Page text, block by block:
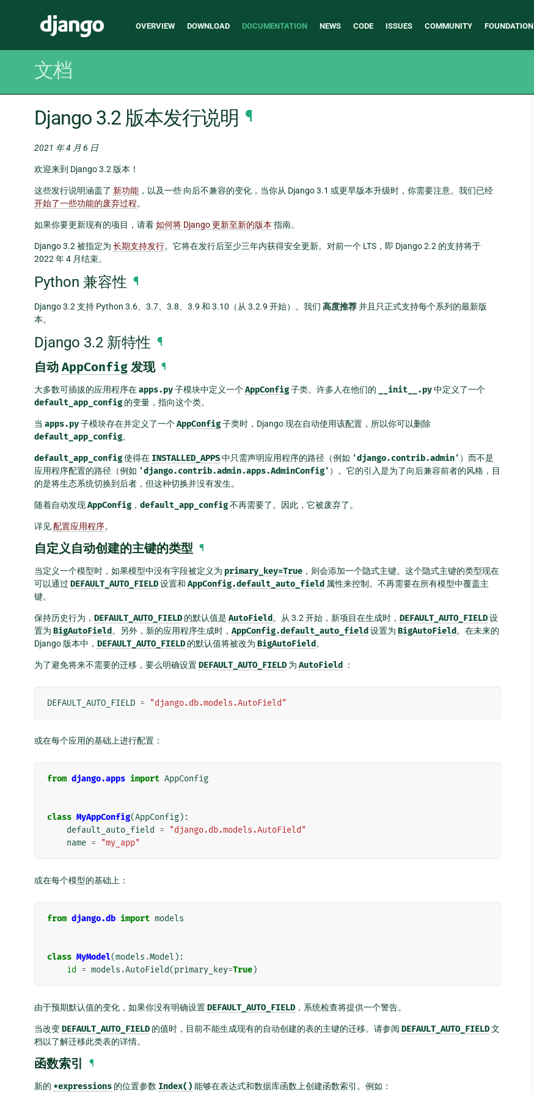
Django
Main
OVERVIEW DOWNLOAD DOCUMENTATION NEWS CODE ISSUES COMMUNITY FOUNDATION
文档
Django 3.2 版本发行说明 ¶
2021 年 4 月 6 日
欢迎来到 Django 3.2 版本！
这些发行说明涵盖了 新功能 ，以及一些 向后不兼容的变化 ，当你从 Django 3.1 或更早版本升级时，你需要注意。我们已经
开始了一些功能的废弃过程。
如果你要更新现有的项目，请看如何将 Django 更新至新的版本 指南。
Django 3.2 被指定为 长期支持发行。它将在发行后至少三年内获得安全更新。对前一个 LTS，即 Django 2.2 的支持将于
2022 年 4 月结束。
Python 兼容性 ¶
Django 3.2 支持 Python 3.6、3.7、3.8、3.9 和 3.10（从 3.2.9 开始）。我们 高度推荐并且只正式支持每个系列的最新版
本。
Django 3.2 新特性 ¶
自动 AppConfig 发现 ¶
大多数可插拔的应用程序在apps.py子模块中定义一个AppConfig子类。许多人在他们的 __init__.py中定义了一个
default_app_config 的变量，指向这个类。
当 apps.py子模块存在并定义了一个AppConfig子类时，Django 现在自动使用该配置，所以你可以删除
default_app_config。
default_app_config使得在 INSTALLED_APPS中只需声明应用程序的路径（例如 'django.contrib.admin' ）而不是
应用程序配置的路径（例如 'django.contrib.admin.apps.AdminConfig' ）。它的引入是为了向后兼容前者的风格，目
的是将生态系统切换到后者，但这种切换并没有发生。
随着自动发现AppConfig ， default_app_config不再需要了。因此，它被废弃了。
详见配置应用程序。
自定义自动创建的主键的类型 ¶
当定义一个模型时，如果模型中没有字段被定义为 primary_key=True ，则会添加一个隐式主键。这个隐式主键的类型现在
可以通过 DEFAULT_AUTO_FIELD设置和 AppConfig.default_auto_field 属性来控制。不再需要在所有模型中覆盖主
键。
保持历史行为， DEFAULT_AUTO_FIELD 的默认值是 AutoField。从 3.2 开始，新项目在生成时， DEFAULT_AUTO_FIELD设
置为 BigAutoField。另外，新的应用程序生成时， AppConfig.default_auto_field 设置为 BigAutoField。在未来的
Django 版本中， DEFAULT_AUTO_FIELD 的默认值将被改为 BigAutoField。
为了避免将来不需要的迁移，要么明确设置DEFAULT_AUTO_FIELD 为 AutoField ：
DEFAULT_AUTO_FIELD = "django.db.models.AutoField"
或在每个应用的基础上进行配置：
from django.apps import AppConfig
class MyAppConfig(AppConfig):
default_auto_field
=
"django.db.models.AutoField"
name = "my_app"
或在每个模型的基础上：
from django.db import models
class MyModel(models .Model ):
id
= models .AutoField(primary_key=True)
由于预期默认值的变化，如果你没有明确设置DEFAULT_AUTO_FIELD ，系统检查将提供一个警告。
当改变DEFAULT_AUTO_FIELD 的值时，目前不能生成现有的自动创建的表的主键的迁移。请参阅 DEFAULT_AUTO_FIELD文
档以了解迁移此类表的详情。
函数索引 ¶
新的 *expressions 的位置参数 Index() 能够在表达式和数据库函数上创建函数索引。例如：